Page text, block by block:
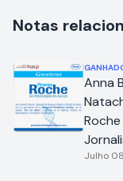
Notas
Anna
Julho